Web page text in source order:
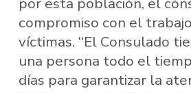
compromiso con el
víctimas. “El Consulado
una persona todo el
días para garantizar la